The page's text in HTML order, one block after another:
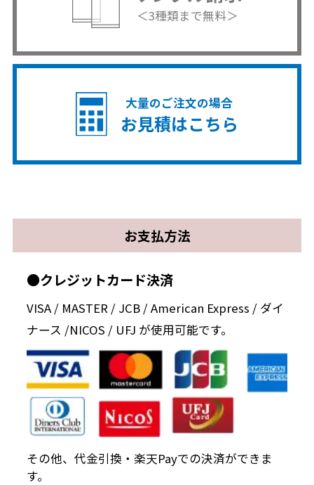
＜3種類まで無料＞
大量のご注文の場合
お見積はこちら
お支払方法
●クレジットカード決済
VISA / MASTER / JCB / American Express / ダイ
ナース /NICOS / UFJ が使用可能です。
その他、代金引換・楽天Payでの決済ができま
す。